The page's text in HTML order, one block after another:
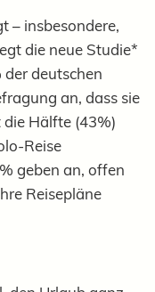
– insbesondere,
die neue Studie*
der deutschen
an, dass sie
Hälfte (43%)
Reise
geben an, offen
Reisepläne